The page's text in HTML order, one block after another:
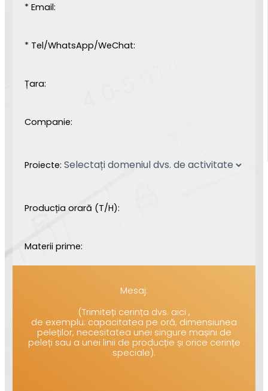
* Email:
* Tel/WhatsApp/WeChat:
Țara:
Companie:
Proiecte:
Producția orară (T/H):
Materii prime:
Mesaj:
(Trimiteți cerința dvs. aici ,
de exemplu: capacitatea pe oră, dimensiunea
peleților, necesitatea unei singure mașini de
peleți sau a unei linii de producție și orice cerințe
speciale).